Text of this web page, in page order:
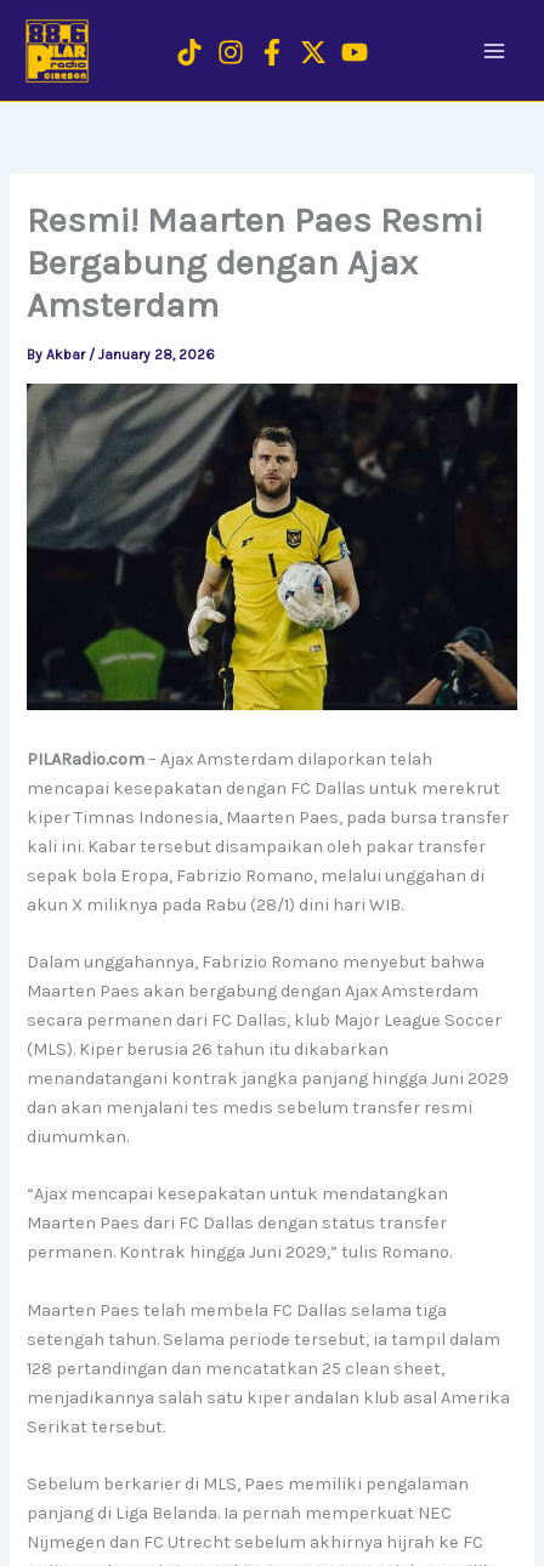
content
Resmi! Maarten Paes Resmi
Bergabung dengan Ajax
Amsterdam
ByAkbar /January 28, 2026
PILARadio.com– Ajax Amsterdam dilaporkan telah
mencapai kesepakatan dengan FC Dallas untuk merekrut
kiper Timnas Indonesia, Maarten Paes, pada bursa transfer
kali ini. Kabar tersebut disampaikan oleh pakar transfer
sepak bola Eropa, Fabrizio Romano, melalui unggahan di
akun X miliknya pada Rabu (28/1) dini hari WIB.
Dalam unggahannya, Fabrizio Romano menyebut bahwa
Maarten Paes akan bergabung dengan Ajax Amsterdam
secara permanen dari FC Dallas, klub Major League Soccer
(MLS). Kiper berusia 26 tahun itu dikabarkan
menandatangani kontrak jangka panjang hingga Juni 2029
dan akan menjalani tes medis sebelum transfer resmi
diumumkan.
“Ajax mencapai kesepakatan untuk mendatangkan
Maarten Paes dari FC Dallas dengan status transfer
permanen. Kontrak hingga Juni 2029,” tulis Romano.
Maarten Paes telah membela FC Dallas selama tiga
setengah tahun. Selama periode tersebut, ia tampil dalam
128 pertandingan dan mencatatkan 25 clean sheet,
menjadikannya salah satu kiper andalan klub asal Amerika
Serikat tersebut.
Sebelum berkarier di MLS, Paes memiliki pengalaman
panjang di Liga Belanda. Ia pernah memperkuat NEC
Nijmegen dan FC Utrecht sebelum akhirnya hijrah ke FC